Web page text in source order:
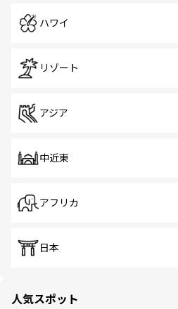
ハワイ
リゾート
アジア
中近東
アフリカ
日本
人気スポット